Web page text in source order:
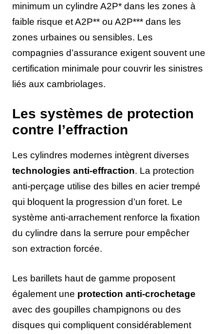
minimum un cylindre A2P* dans les zones à
faible risque et A2P** ou A2P*** dans les
zones urbaines ou sensibles. Les
compagnies d’assurance exigent souvent une
certification minimale pour couvrir les sinistres
liés aux cambriolages.
Les systèmes de protection
contre l’effraction
Les cylindres modernes intègrent diverses
technologies anti-effraction. La protection
anti-perçage utilise des billes en acier trempé
qui bloquent la progression d’un foret. Le
système anti-arrachement renforce la fixation
du cylindre dans la serrure pour empêcher
son extraction forcée.
Les barillets haut de gamme proposent
également une protection anti-crochetage
avec des goupilles champignons ou des
disques qui compliquent considérablement